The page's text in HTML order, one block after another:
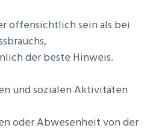
offensichtlich sein als bei
der beste Hinweis.
und sozialen Aktivitäten
oder Abwesenheit von der